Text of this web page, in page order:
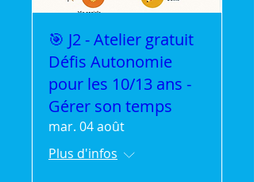
🎯 J2 - Atelier gratuit
Défis Autonomie
pour les 10/13 ans -
Gérer son temps
mar. 04 août
Plus d'infos